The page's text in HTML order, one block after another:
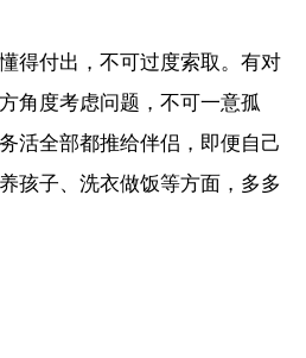
得付出，不可过度索取。有对
角度考虑问题，不可一意孤
活全部都推给伴侣，即便自己
孩子、洗衣做饭等方面，多多